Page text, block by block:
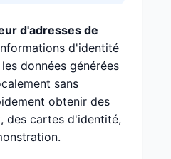
d'adresses de
d'identité
données générées
sans
obtenir des
des cartes d'identité,